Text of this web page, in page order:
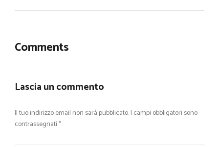
Comments
Lascia un commento
Il tuo indirizzo email non sarà pubblicato.I campi obbligatori sono
contrassegnati*